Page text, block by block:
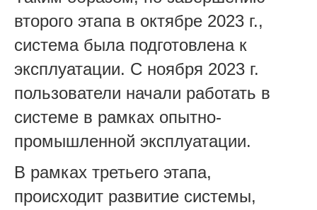
второго этапа в октябре 2023 г.,
система была подготовлена к
эксплуатации. С ноября 2023 г.
пользователи начали работать в
системе в рамках опытно-
промышленной эксплуатации.
В рамках третьего этапа,
происходит развитие системы,